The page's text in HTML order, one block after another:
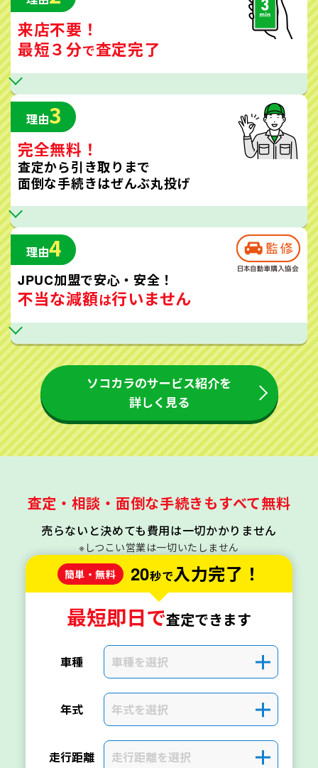
来店不要！
最短３分で査定完了
理由3
完全無料！
査定から引き取りまで
面倒な手続きはぜんぶ丸投げ
理由4
JPUC加盟で安心・安全！
不当な減額は行いません
ソコカラのサービス紹介を
詳しく見る
査定・相談・面倒な手続きもすべて無料
売らないと決めても費用は一切かかりません
※しつこい営業は一切いたしません
簡単・無料
20秒で入力完了！
最短即日で査定できます
車種 車種を選択 ＋
年式 年式を選択 ＋
走行距離 走行距離を選択 ＋